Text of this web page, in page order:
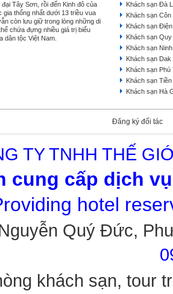
đại Tây Sơn, rồi đến Kinh đô của
gia thống nhất dưới 13 triều vua
còn lưu giữ trong lòng những di
chứa đựng nhiều giá trị biểu
dân tộc Việt Nam.
Khách sạn Đà
Khách sạn
Khách sạn
Khách sạn
Khách sạn
Khách sạn Dak
Khách sạn Phú
Khách sạn
Khách sạn Hà
Đăng ký đối tác
TY TNHH THẾ
cung cấp dịch
hotel
Quý Đức,
khách sạn, tour